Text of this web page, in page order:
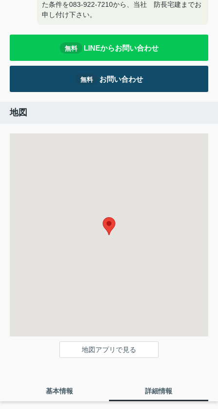
た条件を083-922-7210から、当社 防長宅建までお
申し付け下さい。
無料 LINEからお問い合わせ
無料 お問い合わせ
地図
地図アプリで見る
基本情報 詳細情報